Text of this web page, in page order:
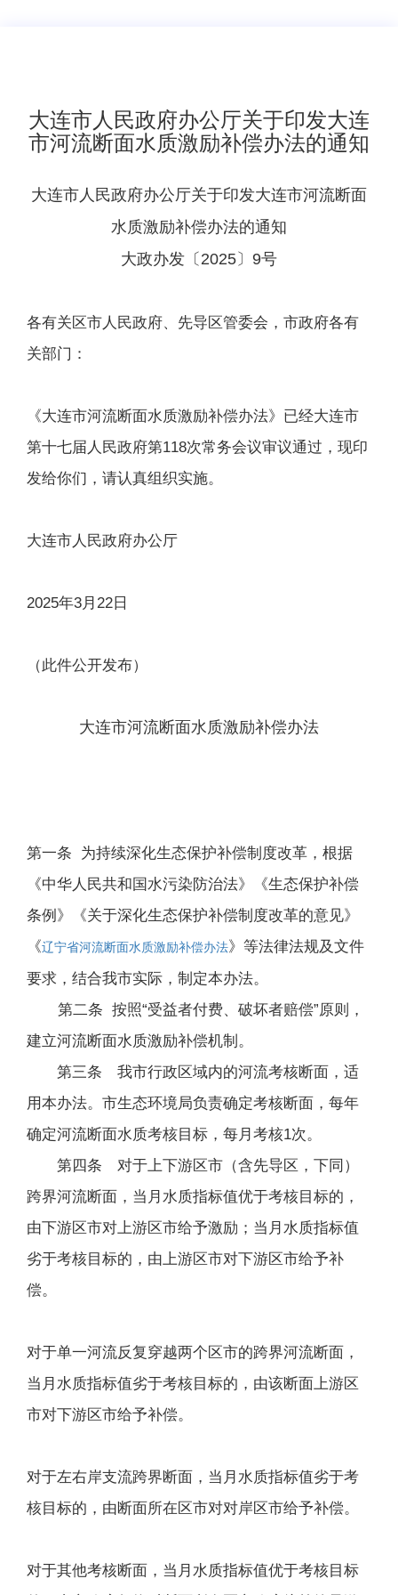
大连市人民政府办公厅关于印发大连
市河流断面水质激励补偿办法的通知
大连市人民政府办公厅关于印发大连市河流断面
水质激励补偿办法的通知
大政办发〔2025〕9号
各有关区市人民政府、先导区管委会，市政府各有
关部门：
《大连市河流断面水质激励补偿办法》已经大连市
第十七届人民政府第118次常务会议审议通过，现印
发给你们，请认真组织实施。
大连市人民政府办公厅
2025年3月22日
（此件公开发布）
大连市河流断面水质激励补偿办法
第一条 为持续深化生态保护补偿制度改革，根据
《中华人民共和国水污染防治法》《生态保护补偿
条例》《关于深化生态保护补偿制度改革的意见》
《辽宁省河流断面水质激励补偿办法》等法律法规及文件
要求，结合我市实际，制定本办法。
第二条 按照“受益者付费、破坏者赔偿”原则，
建立河流断面水质激励补偿机制。
第三条 我市行政区域内的河流考核断面，适
用本办法。市生态环境局负责确定考核断面，每年
确定河流断面水质考核目标，每月考核1次。
第四条 对于上下游区市（含先导区，下同）
跨界河流断面，当月水质指标值优于考核目标的，
由下游区市对上游区市给予激励；当月水质指标值
劣于考核目标的，由上游区市对下游区市给予补
偿。
对于单一河流反复穿越两个区市的跨界河流断面，
当月水质指标值劣于考核目标的，由该断面上游区
市对下游区市给予补偿。
对于左右岸支流跨界断面，当月水质指标值劣于考
核目标的，由断面所在区市对对岸区市给予补偿。
对于其他考核断面，当月水质指标值优于考核目标